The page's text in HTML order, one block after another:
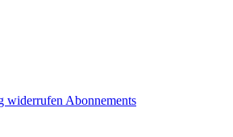
widerrufen Abonnements